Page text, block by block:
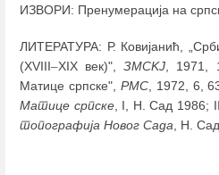
ИЗВОРИ: Пренумерација на
ЛИТЕРАТУРА: Р. Ковијанић,
(XVIII–XIX век)",ЗМСKJ , 1971,
Матице српске", РМС, 1972, 6,
Матице српске, I, Н. Сад 1986;
топографија Новог Сада , Н.